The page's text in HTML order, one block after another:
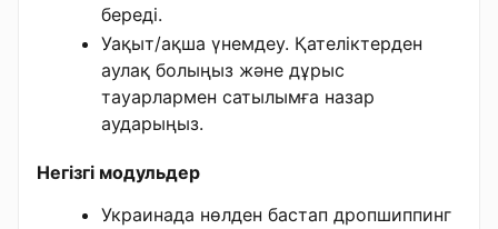
береді.
Уақыт/ақша үнемдеу. Қателіктерден
аулақ болыңыз және дұрыс
тауарлармен сатылымға назар
аударыңыз.
Негізгі модульдер
Украинада нөлден бастап дропшиппинг